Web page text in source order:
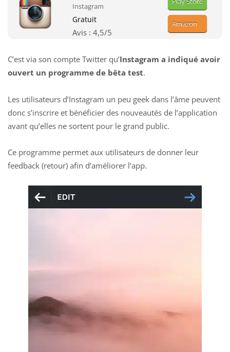
Instagram
Gratuit
Avis : 4,5/5
Amazon
C’est via son compte Twitter qu’Instagram a indiqué avoir
ouvert un programme de bêta test.
Les utilisateurs d’Instagram un peu geek dans l’âme peuvent
donc s’inscrire et bénéficier des nouveautés de l’application
avant qu’elles ne sortent pour le grand public.
Ce programme permet aux utilisateurs de donner leur
feedback (retour) afin d’améliorer l’app.